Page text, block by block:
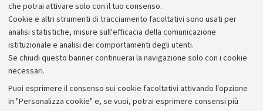
che potrai attivare solo con il tuo consenso.
Cookie e altri strumenti di tracciamento facoltativi sono usati per
analisi statistiche, misure sull'efficacia della comunicazione
istituzionale e analisi dei comportamenti degli utenti.
Se chiudi questo banner continuerai la navigazione solo con i cookie
necessari.
Puoi esprimere il consenso sui cookie facoltativi attivando l'opzione
in "Personalizza cookie" e, se vuoi, potrai esprimere consensi più
Piano strategico
Bilanci
Donazioni e 5x1000
Bandi, gare e concorsi
Albo online